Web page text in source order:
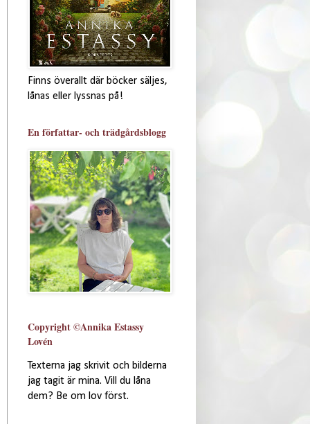
Finns överallt där böcker säljes,
lånas eller lyssnas på!
En författar- och trädgårdsblogg
Copyright ©Annika Estassy
Lovén
Texterna jag skrivit och bilderna
jag tagit är mina. Vill du låna
dem? Be om lov först.